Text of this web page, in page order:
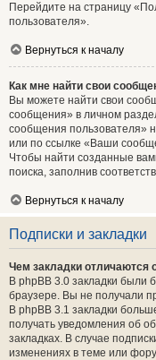
Перейдите на страницу
пользователя».
Вернуться к началу
Как мне найти свои
Вы можете найти свои
сообщения» в личном
сообщения пользователя»
или по ссылке «Ваши
Чтобы найти созданные
поиска, заполнив
Вернуться к началу
Подписки и закладки
Чем закладки отличаются
В phpBB 3.0 закладки были
браузере. Вы не получали
В phpBB 3.1 закладки
получать уведомления об
закладках. В случае
изменениях в теме или